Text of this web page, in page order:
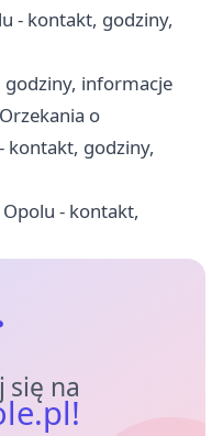
- kontakt, godziny,
informacje
o
kontakt, godziny,
- kontakt,
się na